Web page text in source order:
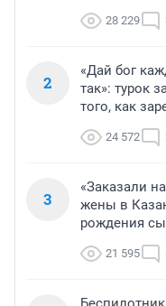
28 229
2
«Дай бог
так»: турок
того, как
24 572
3
«Заказали
жены в
рождения
21 595